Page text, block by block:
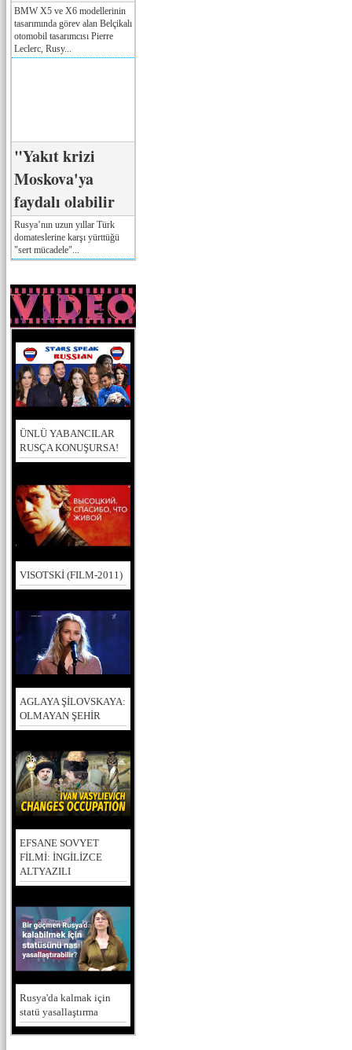
BMW X5 ve X6 modellerinin
tasarımında görev alan Belçikalı
otomobil tasarımcısı Pierre
Leclerc, Rusy...
"Yakıt krizi
Moskova'ya
faydalı olabilir
Rusya’nın uzun yıllar Türk
domateslerine karşı yürttüğü
"sert mücadele"...
ÜNLÜ YABANCILAR
RUSÇA KONUŞURSA!
VISOTSKİ (FILM-2011)
AGLAYA ŞİLOVSKAYA:
OLMAYAN ŞEHİR
EFSANE SOVYET
FİLMİ: İNGİLİZCE
ALTYAZILI
Rusya'da kalmak için
statü yasallaştırma